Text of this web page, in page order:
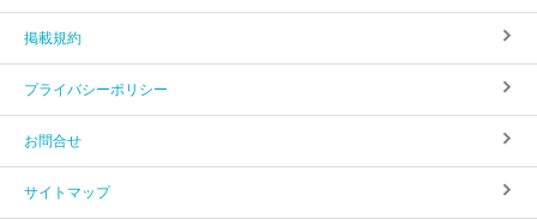
掲載規約
プライバシーポリシー
お問合せ
サイトマップ